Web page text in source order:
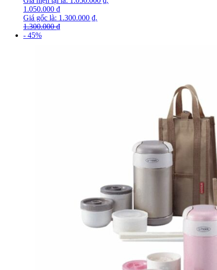
1.300.000₫
Giá gốc là: 1.300.000 ₫.
1.050.000 ₫
- 45%